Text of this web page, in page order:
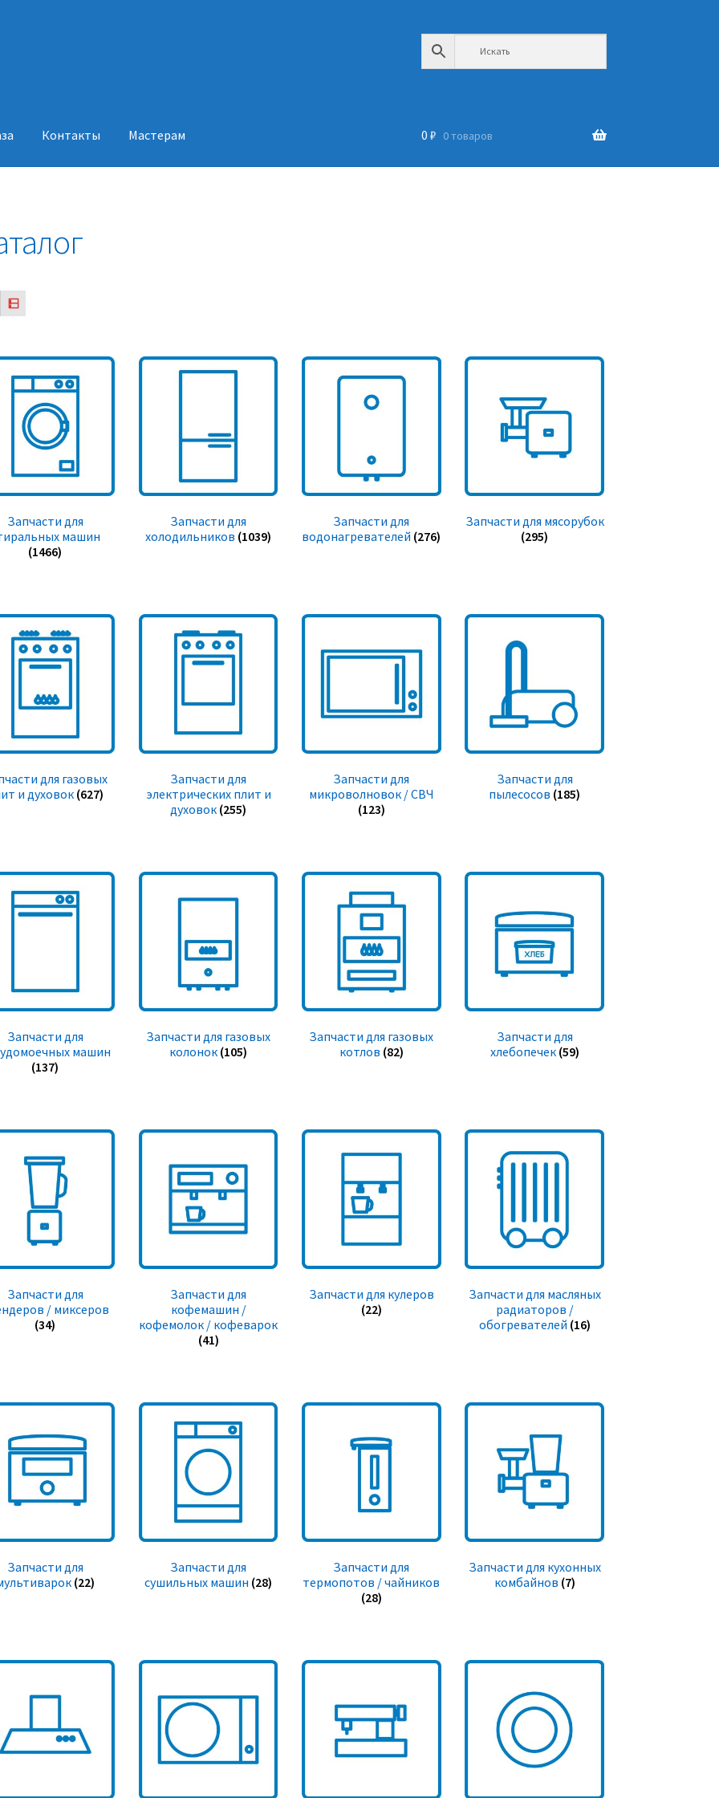
Контакты Мастерам 0 ₽ 0 товаров
Запчасти для
машин
(1466)
Запчасти для
холодильников (1039)
Запчасти для
водонагревателей (276)
Запчасти для мясорубок
(295)
для газовых
и духовок (627)
Запчасти для
электрических плит и
духовок (255)
Запчасти для
микроволновок / СВЧ
(123)
Запчасти для
пылесосов (185)
Запчасти для
машин
(137)
Запчасти для газовых
колонок (105)
Запчасти для газовых
котлов (82)
Запчасти для
хлебопечек (59)
Запчасти для
/ миксеров
(34)
Запчасти для
кофемашин /
кофемолок / кофеварок
(41)
Запчасти для кулеров
(22)
Запчасти для масляных
радиаторов /
обогревателей (16)
Запчасти для
(22)
Запчасти для
сушильных машин (28)
Запчасти для
термопотов / чайников
(28)
Запчасти для кухонных
комбайнов (7)